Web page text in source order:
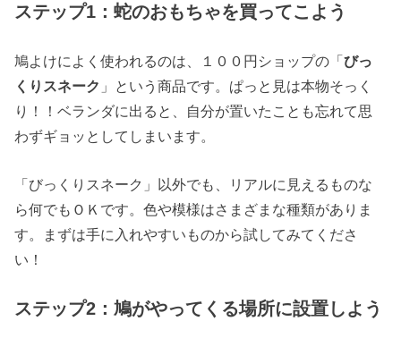
ステップ1：蛇のおもちゃを買ってこよう
鳩よけによく使われるのは、１００円ショップの「びっ
くりスネーク 」という商品です。ぱっと見は本物そっく
り！！ベランダに出ると、自分が置いたことも忘れて思
わずギョッとしてしまいます。
「びっくりスネーク」以外でも、リアルに見えるものな
ら何でもＯＫです。色や模様はさまざまな種類がありま
す。まずは手に入れやすいものから試してみてくださ
い！
ステップ2：鳩がやってくる場所に設置しよう